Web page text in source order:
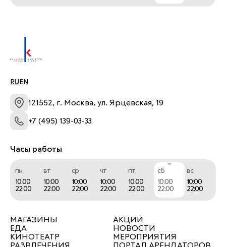
RU EN
121552, г. Москва, ул. Ярцевская, 19
+7 (495) 139-03-33
Часы работы
пн
10:00
22:00
вт
10:00
22:00
ср
10:00
22:00
чт
10:00
22:00
пт
10:00
22:00
сб
10:00
22:00
вс
10:00
22:00
МАГАЗИНЫ
ЕДА
КИНОТЕАТР
АКЦИИ
НОВОСТИ
МЕРОПРИЯТИЯ